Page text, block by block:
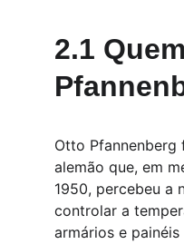
2.1
Otto Pfannenberg
alemão que, em
1950, percebeu a
controlar a
armários e